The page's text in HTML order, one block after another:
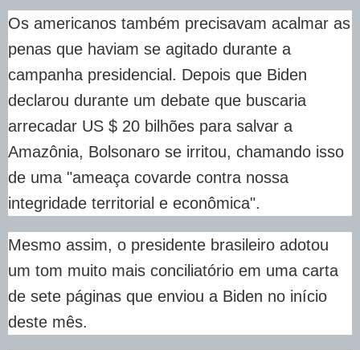
Os americanos também precisavam acalmar as
penas que haviam se agitado durante a
campanha presidencial. Depois que Biden
declarou durante um debate que buscaria
arrecadar US $ 20 bilhões para salvar a
Amazônia, Bolsonaro se irritou, chamando isso
de uma "ameaça covarde contra nossa
integridade territorial e econômica".
Mesmo assim, o presidente brasileiro adotou
um tom muito mais conciliatório em uma carta
de sete páginas que enviou a Biden no início
deste mês.